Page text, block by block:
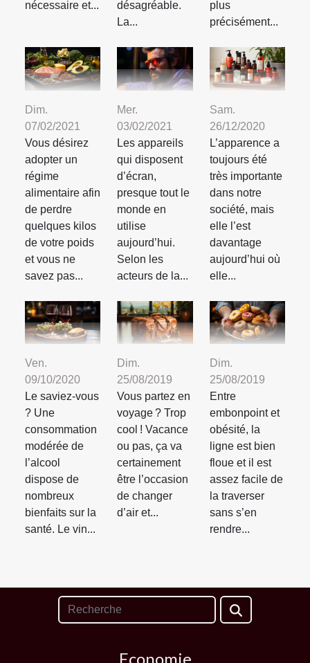
nécessaire et...
désagréable.
La...
plus
précisément...
Dim.
07/02/2021
Vous désirez
adopter un
régime
alimentaire afin
de perdre
quelques kilos
de votre poids
et vous ne
savez pas...
Mer.
03/02/2021
Les appareils
qui disposent
d’écran,
presque tout le
monde en
utilise
aujourd’hui.
Selon les
acteurs de la...
Sam.
26/12/2020
L’apparence a
toujours été
très importante
dans notre
société, mais
elle l’est
davantage
aujourd’hui où
elle...
Ven.
09/10/2020
Le saviez-vous
? Une
consommation
modérée de
l’alcool
dispose de
nombreux
bienfaits sur la
santé. Le vin...
Dim.
25/08/2019
Vous partez en
voyage ? Trop
cool ! Vacance
ou pas, ça va
certainement
être l’occasion
de changer
d’air et...
Dim.
25/08/2019
Entre
embonpoint et
obésité, la
ligne est bien
floue et il est
assez facile de
la traverser
sans s’en
rendre...
Economie